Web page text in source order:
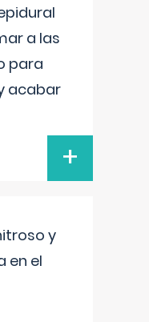
a las
para
acabar
+
y
en el